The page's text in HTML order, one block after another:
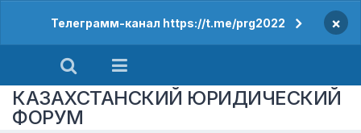
Телеграмм-канал https://t.me/prg2022 ×
КАЗАХСТАНСКИЙ ЮРИДИЧЕСКИЙ
ФОРУМ